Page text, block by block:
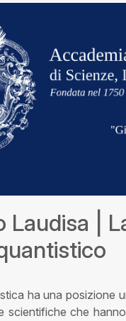
Laudisa |
ha una posizione
scientifiche che